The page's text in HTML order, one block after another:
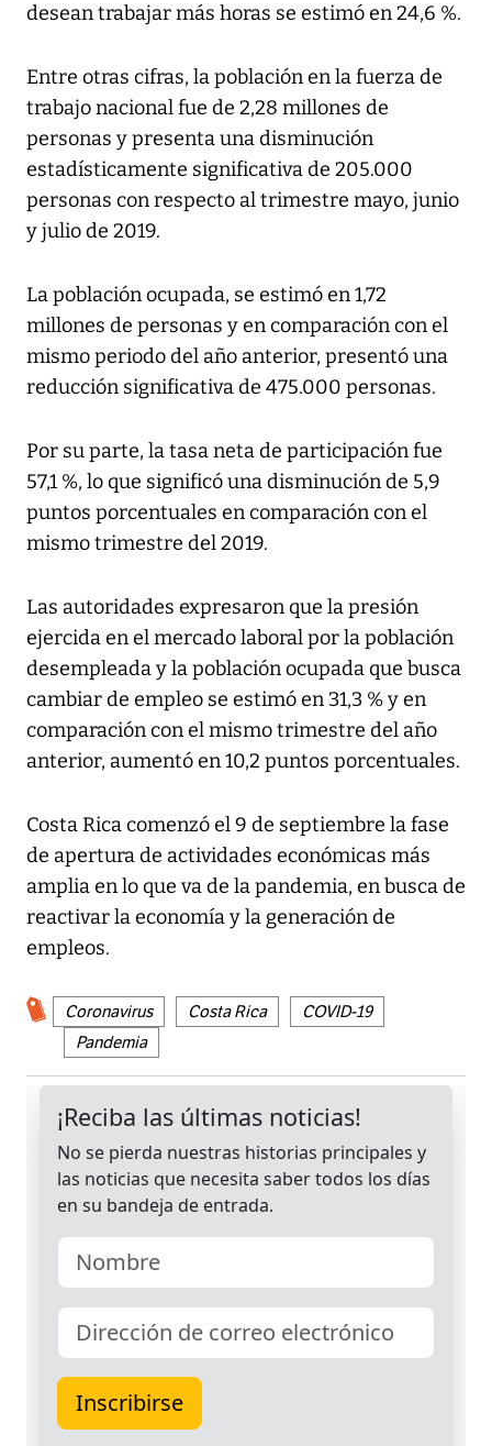
desean trabajar más horas se estimó en 24,6 %.
Entre otras cifras, la población en la fuerza de
trabajo nacional fue de 2,28 millones de
personas y presenta una disminución
estadísticamente significativa de 205.000
personas con respecto al trimestre mayo, junio
y julio de 2019.
La población ocupada, se estimó en 1,72
millones de personas y en comparación con el
mismo periodo del año anterior, presentó una
reducción significativa de 475.000 personas.
Por su parte, la tasa neta de participación fue
57,1 %, lo que significó una disminución de 5,9
puntos porcentuales en comparación con el
mismo trimestre del 2019.
Las autoridades expresaron que la presión
ejercida en el mercado laboral por la población
desempleada y la población ocupada que busca
cambiar de empleo se estimó en 31,3 % y en
comparación con el mismo trimestre del año
anterior, aumentó en 10,2 puntos porcentuales.
Costa Rica comenzó el 9 de septiembre la fase
de apertura de actividades económicas más
amplia en lo que va de la pandemia, en busca de
reactivar la economía y la generación de
empleos.
Coronavirus Costa Rica
COVID-19
Pandemia